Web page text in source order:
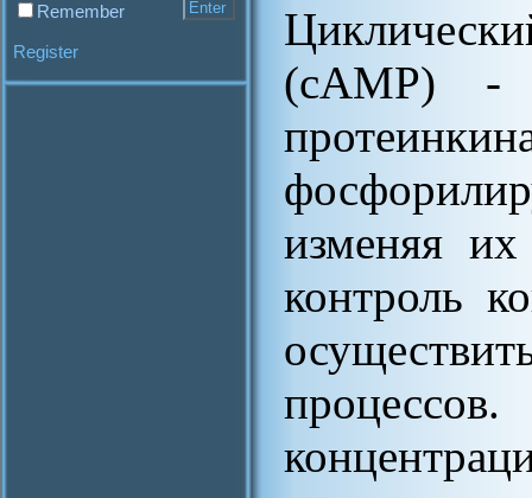
Remember
Register
(cAMP) -
изменяя
контроль